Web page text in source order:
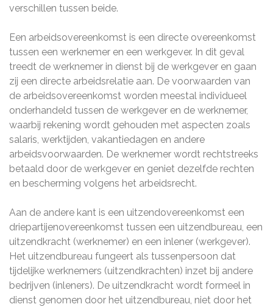
verschillen tussen beide.
Een arbeidsovereenkomst is een directe overeenkomst
tussen een werknemer en een werkgever. In dit geval
treedt de werknemer in dienst bij de werkgever en gaan
zij een directe arbeidsrelatie aan. De voorwaarden van
de arbeidsovereenkomst worden meestal individueel
onderhandeld tussen de werkgever en de werknemer,
waarbij rekening wordt gehouden met aspecten zoals
salaris, werktijden, vakantiedagen en andere
arbeidsvoorwaarden. De werknemer wordt rechtstreeks
betaald door de werkgever en geniet dezelfde rechten
en bescherming volgens het arbeidsrecht.
Aan de andere kant is een uitzendovereenkomst een
driepartijenovereenkomst tussen een uitzendbureau, een
uitzendkracht (werknemer) en een inlener (werkgever).
Het uitzendbureau fungeert als tussenpersoon dat
tijdelijke werknemers (uitzendkrachten) inzet bij andere
bedrijven (inleners). De uitzendkracht wordt formeel in
dienst genomen door het uitzendbureau, niet door het